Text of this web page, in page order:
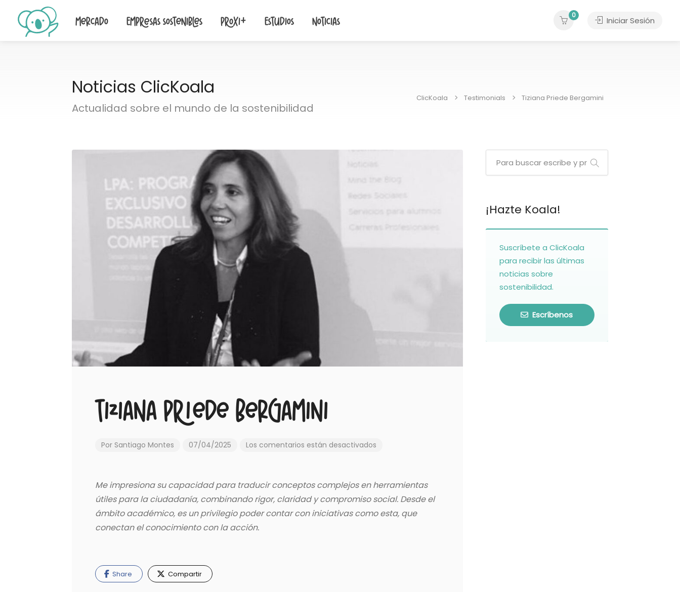
Mercado Empresas sostenibles Proxi+ Estudios Noticias
0
Iniciar Sesión
Noticias ClicKoala
Actualidad sobre el mundo de la sostenibilidad
ClicKoala Testimonials Tiziana Priede Bergamini
Tiziana Priede Bergamini
Por Santiago Montes 07/04/2025 Los comentarios están desactivados
Me impresiona su capacidad para traducir conceptos complejos en herramientas
útiles para la ciudadanía, combinando rigor, claridad y compromiso social. Desde el
ámbito académico, es un privilegio poder contar con iniciativas como esta, que
conectan el conocimiento con la acción.
Share Compartir
¡Hazte Koala!
Suscríbete a ClicKoala
para recibir las últimas
noticias sobre
sostenibilidad.
Escríbenos